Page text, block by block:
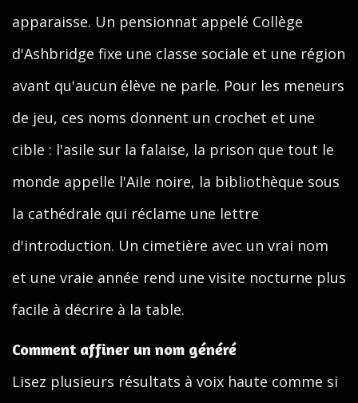
apparaisse. Un pensionnat appelé Collège
d'Ashbridge fixe une classe sociale et une région
avant qu'aucun élève ne parle. Pour les meneurs
de jeu, ces noms donnent un crochet et une
cible : l'asile sur la falaise, la prison que tout le
monde appelle l'Aile noire, la bibliothèque sous
la cathédrale qui réclame une lettre
d'introduction. Un cimetière avec un vrai nom
et une vraie année rend une visite nocturne plus
facile à décrire à la table.
Comment affiner un nom généré
Lisez plusieurs résultats à voix haute comme si